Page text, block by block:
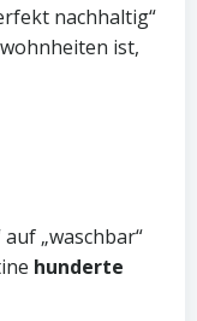
nachhaltig“
ist,
„waschbar“
hunderte